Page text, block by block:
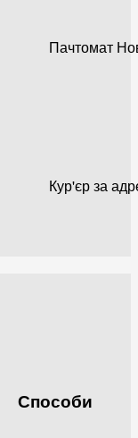
Пачтомат
Кур'єр за
Способи